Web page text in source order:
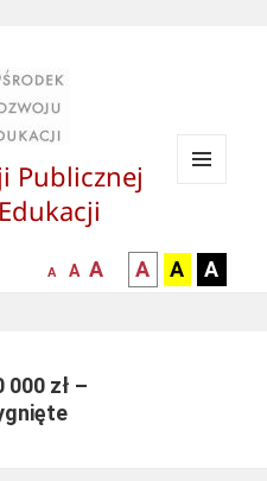
Publicznej
mniejsza
A
normalna
A
większa-
czcionka
A
kontrast
czarny
A
kontrast
czarny
A
żółty
A
zł –